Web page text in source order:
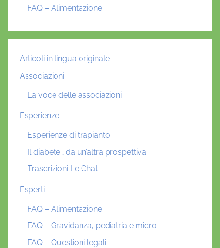
FAQ – Alimentazione
Articoli in lingua originale
Associazioni
La voce delle associazioni
Esperienze
Esperienze di trapianto
Il diabete… da un’altra prospettiva
Trascrizioni Le Chat
Esperti
FAQ – Alimentazione
FAQ – Gravidanza, pediatria e micro
FAQ – Questioni legali